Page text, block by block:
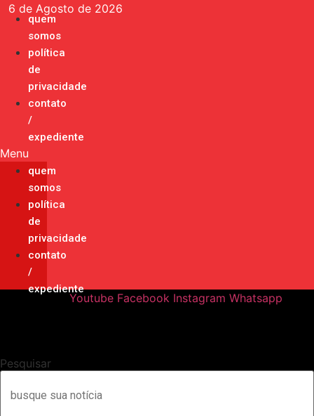
para
conteúdo
6 de Agosto de 2026
quem
somos
política
de
privacidade
contato
/
expediente
Menu
quem
somos
política
de
privacidade
contato
/
expediente
Youtube Facebook Instagram Whatsapp
Pesquisar